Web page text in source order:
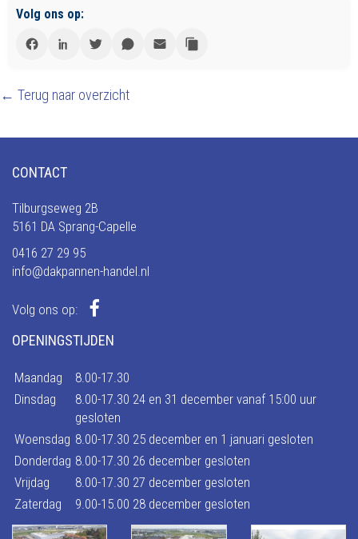
Volg ons op:
← Terug naar overzicht
CONTACT
Tilburgseweg 2B
5161 DA Sprang-Capelle
0416 27 29 95
info@dakpannen-handel.nl
Volg ons op:
OPENINGSTIJDEN
Maandag
8.00-17.30
Dinsdag
8.00-17.30 24 en 31 december vanaf 15:00 uur
gesloten
Woensdag 8.00-17.30 25 december en 1 januari gesloten
Donderdag 8.00-17.30 26 december gesloten
Vrijdag
8.00-17.30 27 december gesloten
Zaterdag
9.00-15.00 28 december gesloten